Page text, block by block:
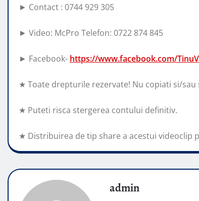
► Contact : 0744 929 305
► Video: McPro Telefon: 0722 874 845
► Facebook- https://www.facebook.com/
★ Toate drepturile rezervate! Nu copiati si/
★ Puteti risca stergerea contului definitiv.
★ Distribuirea de tip share a acestui videoclip
admin